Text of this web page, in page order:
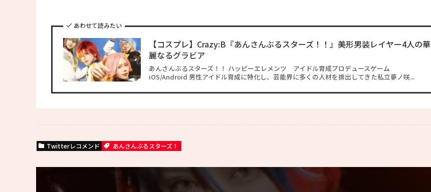
あわせて読みたい
【コスプレ】Crazy:B『あんさんぶるスターズ！！』美形男装レイヤー4人の華
麗なるグラビア
あんさんぶるスターズ！！ ハッピーエレメンツ アイドル育成プロデュースゲーム
iOS/Android 男性アイドル育成に特化し、芸能界に多くの人材を排出してきた私立夢ノ咲...
Twitterレコメンド あんさんぶるスターズ！